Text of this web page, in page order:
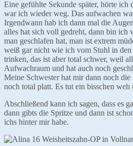
Eine gefühlte Sekunde später, hörte
war ich wieder weg. Das aufwachen
Irgendwann hab ich dann mal die
alles hat sich voll gedreht, dann bin
man geschlafen hat, man ist extrem
weiß gar nicht wie ich vom Stuhl in den
trinken, das ist aber total schwer, weil
Aufwachraum und hat auch noch
Meine Schwester hat mir dann noch
noch total platt. Es tut ein bisschen
Abschließend kann ich sagen, dass es
dann gibts die Spritze und dann ist
ichs hinter mir habe.